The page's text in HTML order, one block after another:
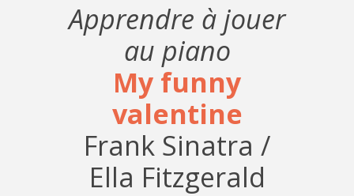
Apprendre à jouer
au piano
My funny
valentine
Frank Sinatra /
Ella Fitzgerald